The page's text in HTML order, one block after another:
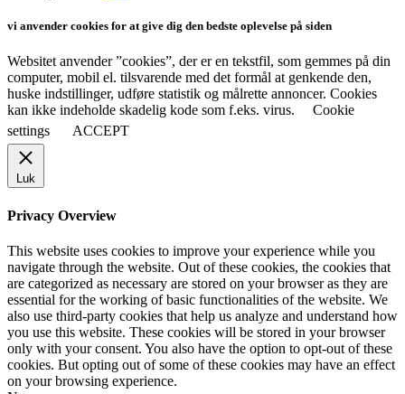
vi anvender cookies for at give dig den bedste oplevelse på siden
Websitet anvender ”cookies”, der er en tekstfil, som gemmes på din
computer, mobil el. tilsvarende med det formål at genkende den,
huske indstillinger, udføre statistik og målrette annoncer. Cookies
kan ikke indeholde skadelig kode som f.eks. virus.
Cookie
settings
ACCEPT
Luk
Privacy Overview
This website uses cookies to improve your experience while you
navigate through the website. Out of these cookies, the cookies that
are categorized as necessary are stored on your browser as they are
essential for the working of basic functionalities of the website. We
also use third-party cookies that help us analyze and understand how
you use this website. These cookies will be stored in your browser
only with your consent. You also have the option to opt-out of these
cookies. But opting out of some of these cookies may have an effect
on your browsing experience.